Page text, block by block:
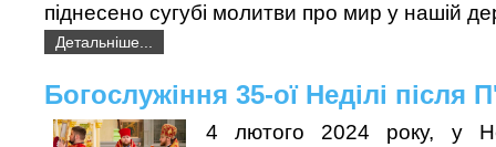
піднесено сугубі молитви про мир у нашій
Детальніше...
Богослужіння 35-ої Неділі після
4 лютого 2024 року, у